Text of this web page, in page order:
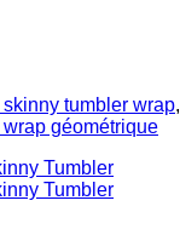
skinny tumbler wrap,
géométrique